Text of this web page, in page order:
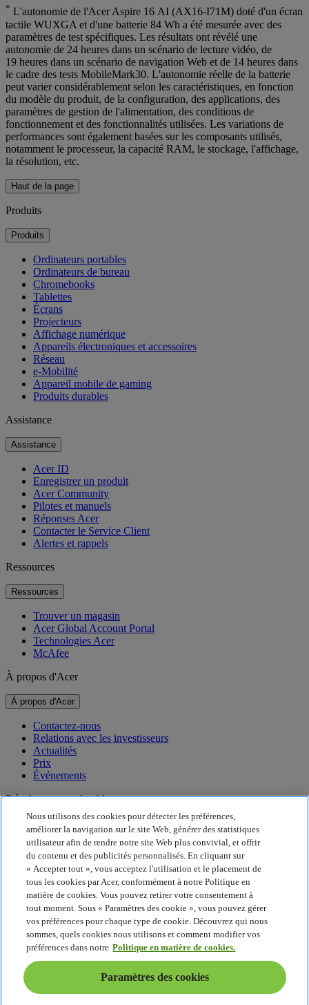
* L'autonomie de l'Acer Aspire 16 AI (AX16-I71M) doté d'un écran
tactile WUXGA et d'une batterie 84 Wh a été mesurée avec des
paramètres de test spécifiques. Les résultats ont révélé une
autonomie de 24 heures dans un scénario de lecture vidéo, de
19 heures dans un scénario de navigation Web et de 14 heures dans
le cadre des tests MobileMark30. L'autonomie réelle de la batterie
peut varier considérablement selon les caractéristiques, en fonction
du modèle du produit, de la configuration, des applications, des
paramètres de gestion de l'alimentation, des conditions de
fonctionnement et des fonctionnalités utilisées. Les variations de
performances sont également basées sur les composants utilisés,
notamment le processeur, la capacité RAM, le stockage, l'affichage,
la résolution, etc.
Haut de la page
Produits
Produits
Ordinateurs portables
Ordinateurs de bureau
Chromebooks
Tablettes
Écrans
Projecteurs
Affichage numérique
Appareils électroniques et accessoires
Réseau
e-Mobilité
Appareil mobile de gaming
Produits durables
Assistance
Assistance
Acer ID
Enregistrer un produit
Acer Community
Pilotes et manuels
Réponses Acer
Contacter le Service Client
Alertes et rappels
Ressources
Ressources
Trouver un magasin
Acer Global Account Portal
Technologies Acer
McAfee
À propos d'Acer
À propos d'Acer
Contactez-nous
Relations avec les investisseurs
Actualités
Prix
Événements
Développement durable
Responsabilité sociale de l'entreprise
Empreinte carbone du produit
Project Humanity
Earthion
Politique de confidentialité
Politique en matière de cookies
Mentions légales
Informations légales supplémentaires
Politique en matière d'accessibilité
Paramètres des cookies
Suisse - Français
Nous utilisons des cookies pour détecter les préférences,
améliorer la navigation sur le site Web, générer des statistiques
utilisateur afin de rendre notre site Web plus convivial, et offrir
du contenu et des publicités personnalisés. En cliquant sur
« Accepter tout », vous acceptez l'utilisation et le placement de
tous les cookies par Acer, conformément à notre Politique en
matière de cookies. Vous pouvez retirer votre consentement à
tout moment. Sous « Paramètres des cookie », vous pouvez gérer
vos préférences pour chaque type de cookie. Découvrez qui nous
sommes, quels cookies nous utilisons et comment modifier vos
préférences dans notre Politique en matière de cookies.
Paramètres des cookies